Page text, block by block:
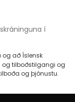
í
og að Íslensk
tilboðstilgangi og
og þjónustu.